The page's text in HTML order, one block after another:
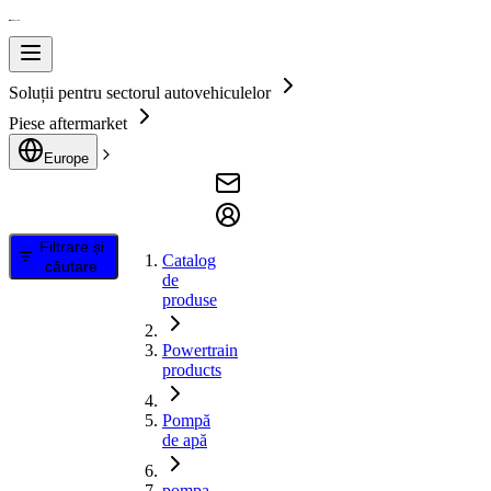
Soluții pentru sectorul autovehiculelor
Piese aftermarket
Europe
Filtrare și
căutare
Catalog
de
produse
Powertrain
products
Pompă
de apă